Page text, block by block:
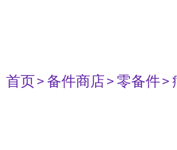
首页> 备件商店> 零备件>